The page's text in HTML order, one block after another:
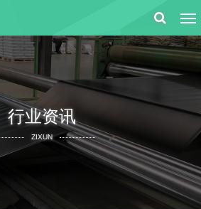
行业资讯
ZIXUN